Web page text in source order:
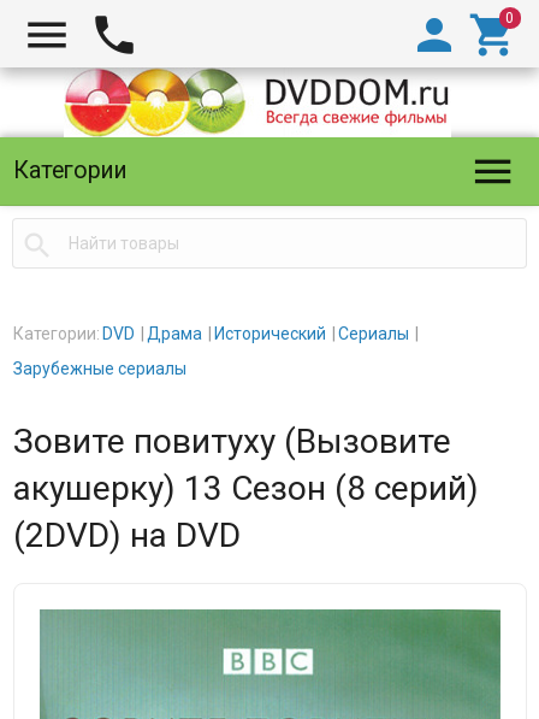
  

Категории 

Категории: DVD Драма Исторический
Сериалы
Зарубежные сериалы
Зовите повитуху (Вызовите
акушерку) 13 Сезон (8 серий)
(2DVD) на DVD